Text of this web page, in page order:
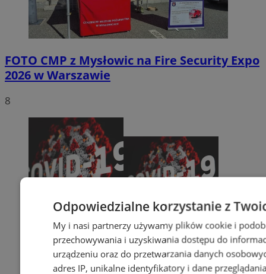
FOTO CMP z Mysłowic na Fire Security Expo
2026 w Warszawie
8
Odpowiedzialne korzystanie z
My i nasi partnerzy używamy plików cookie i
przechowywania i uzyskiwania dostępu do
urządzeniu oraz do przetwarzania danych
adres IP, unikalne identyfikatory i dane